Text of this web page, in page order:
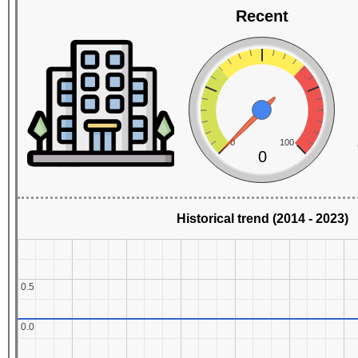
Recent
0 100
0
Historical trend (2014 - 2023)
0.0
0.0
0.5
0.5